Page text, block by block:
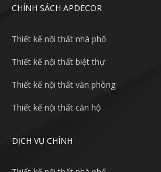
CHÍNH SÁCH APDECOR
Thiết kế nội thất nhà phố
Thiết kế nội thất biệt thự
Thiết kế nội thất văn phòng
Thiết kế nội thất căn hộ
DỊCH VỤ CHÍNH